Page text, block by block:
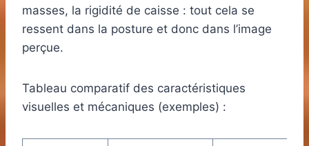
masses, la rigidité de caisse : tout cela se
ressent dans la posture et donc dans l’image
perçue.
Tableau comparatif des caractéristiques
visuelles et mécaniques (exemples) :